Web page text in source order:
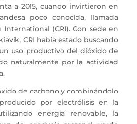
a 2015, cuando invirtieron en
poco conocida, llamada
International (CRI). Con sede en
CRI había estado buscando
uso productivo del dióxido de
naturalmente por la actividad
de carbono y combinándolo
por electrólisis en la
energía renovable, la